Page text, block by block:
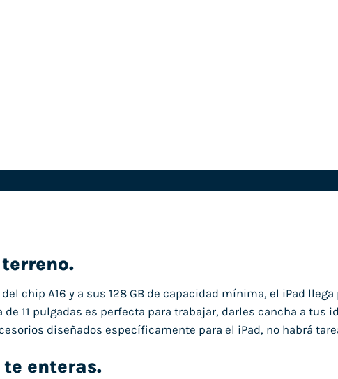
chip A16 y a sus 128 GB de capacidad mínima, el iPad
11 pulgadas es perfecta para trabajar, darles cancha a tus
diseñados específicamente para el iPad, no habrá
enteras.